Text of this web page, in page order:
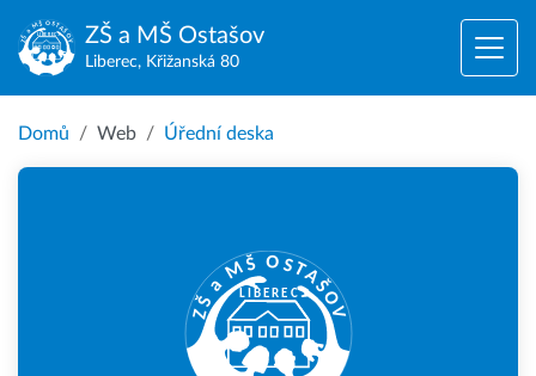
ZŠ a MŠ Ostašov
Liberec, Křižanská 80
Domů Web Úřední deska